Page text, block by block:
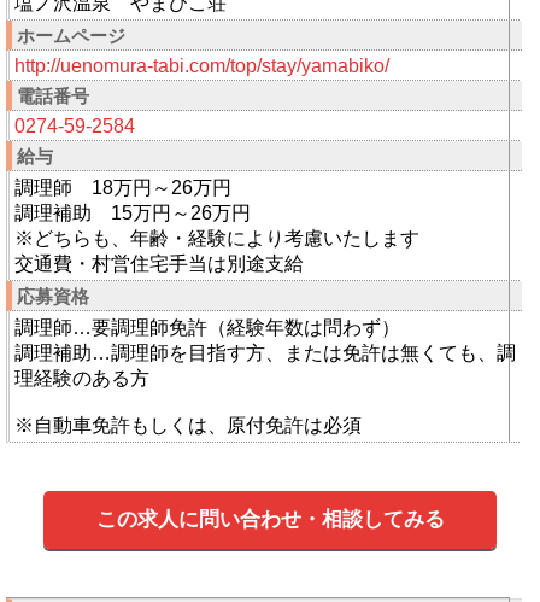
ホームページ
http://uenomura-tabi.com/top/stay/yamabiko/
電話番号
0274-59-2584
給与
調理師 18万円～26万円
調理補助 15万円～26万円
※どちらも、年齢・経験により考慮いたします
交通費・村営住宅手当は別途支給
応募資格
調理師…要調理師免許（経験年数は問わず）
調理補助…調理師を目指す方、または免許は無くても、調
理経験のある方
※自動車免許もしくは、原付免許は必須
この求人に問い合わせ・相談してみる